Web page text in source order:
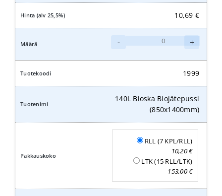
10,69 €
-
Biojätepussi
määrä
+
1999
140L Bioska Biojätepussi
(850x1400mm)
RLL (7 KPL/RLL)
10,20€
LTK (15 RLL/LTK)
153,00€